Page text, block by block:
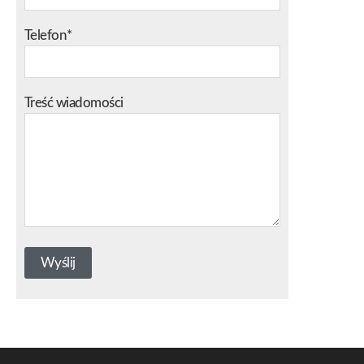
Telefon*
Treść wiadomości